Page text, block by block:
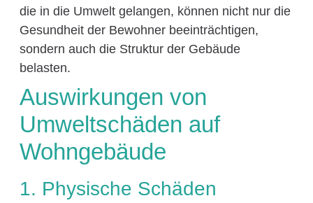
die in die Umwelt gelangen, können nicht nur die
Gesundheit der Bewohner beeinträchtigen,
sondern auch die Struktur der Gebäude
belasten.
Auswirkungen von
Umweltschäden auf
Wohngebäude
1. Physische Schäden